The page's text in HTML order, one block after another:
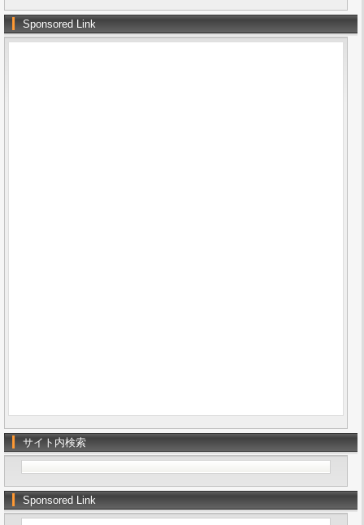
Sponsored Link
サイト内検索
Sponsored Link